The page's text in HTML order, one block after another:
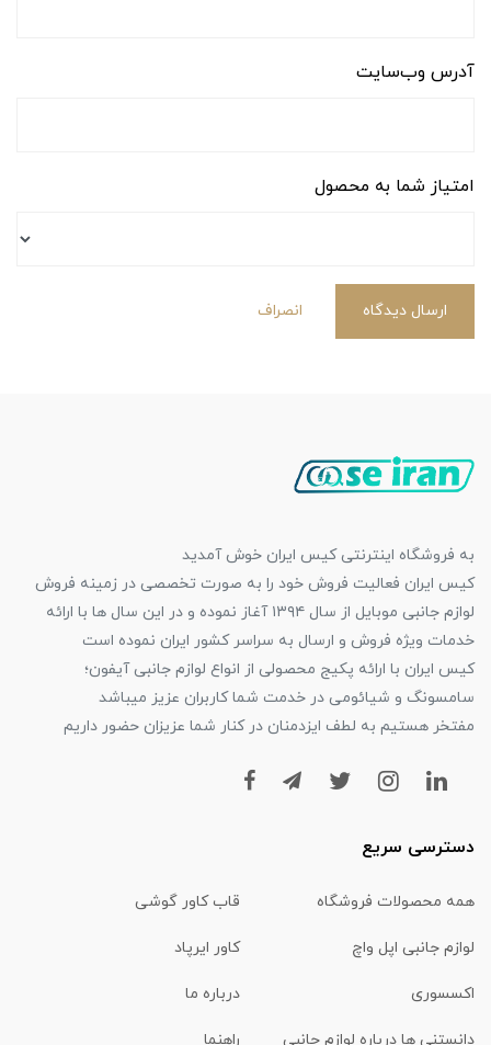
آدرس وب‌سایت
امتیاز شما به محصول
ارسال دیدگاه انصراف
به فروشگاه اینترنتی کیس ایران خوش آمدید
کیس ایران فعالیت فروش خود را به صورت تخصصی در زمینه فروش
لوازم جانبی موبایل از سال ۱۳۹۴ آغاز نموده و در این سال ها با ارائه
خدمات ویژه فروش و ارسال به سراسر کشور ایران نموده است
کیس ایران با ارائه پکیج محصولی از انواع لوازم جانبی آیفون؛
سامسونگ و شیائومی در خدمت شما کاربران عزیز میباشد
مفتخر هستیم به لطف ایزدمنان در کنار شما عزیزان حضور داریم
دسترسی سریع
همه محصولات فروشگاه قاب کاور گوشی
لوازم جانبی اپل واچ کاور ایرپاد
اکسسوری درباره ما
دانستنی ها درباره لوازم جانبی راهنما